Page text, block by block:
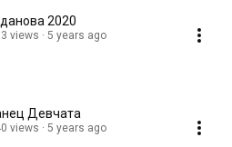
2020
views 5 years ago
Девчата
views 5 years ago